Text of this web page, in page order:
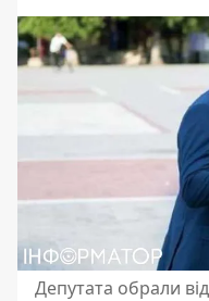
Депутата обрали